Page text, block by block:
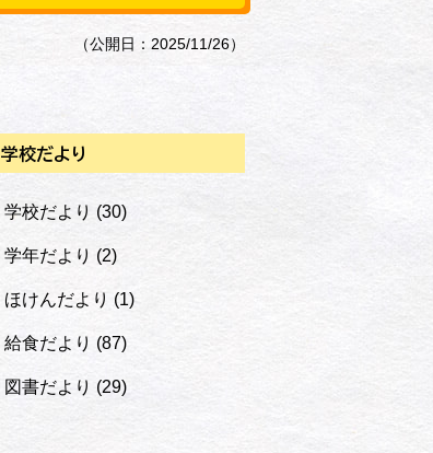
（公開日：2025/11/26）
学校だより
学校だより (30)
学年だより (2)
ほけんだより (1)
給食だより (87)
図書だより (29)